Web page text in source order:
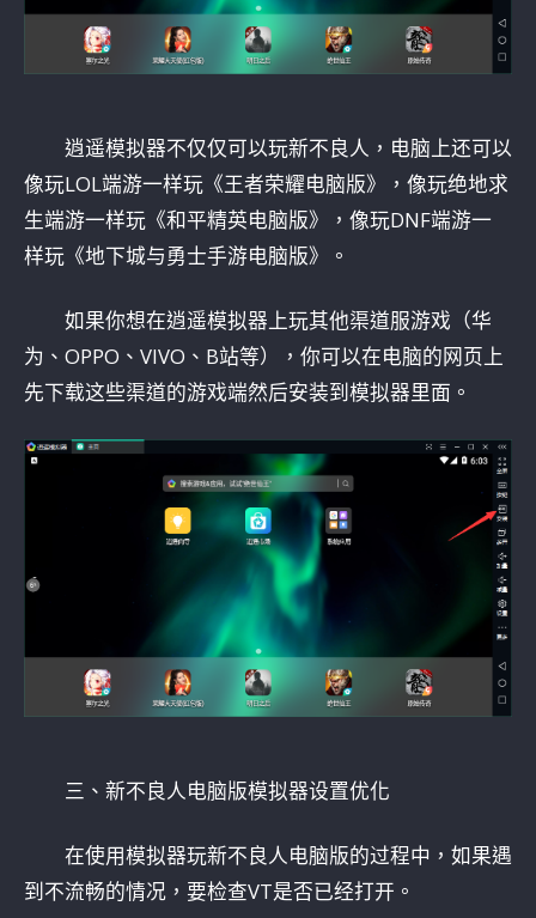
逍遥模拟器不仅仅可以玩新不良人，电脑上还可以
像玩LOL端游一样玩《王者荣耀电脑版》，像玩绝地求
生端游一样玩《和平精英电脑版》，像玩DNF端游一
样玩《地下城与勇士手游电脑版》。
如果你想在逍遥模拟器上玩其他渠道服游戏（华
为、OPPO、VIVO、B站等），你可以在电脑的网页上
先下载这些渠道的游戏端然后安装到模拟器里面。
三、新不良人电脑版模拟器设置优化
在使用模拟器玩新不良人电脑版的过程中，如果遇
到不流畅的情况，要检查VT是否已经打开。